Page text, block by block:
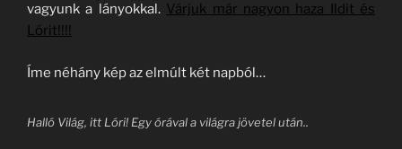
vagyunk a lányokkal. Várjuk már nagyon haza Ildit és
Lórit!!!!
Íme néhány kép az elmúlt két napból…
Halló Világ, itt Lóri! Egy órával a világra jövetel után..